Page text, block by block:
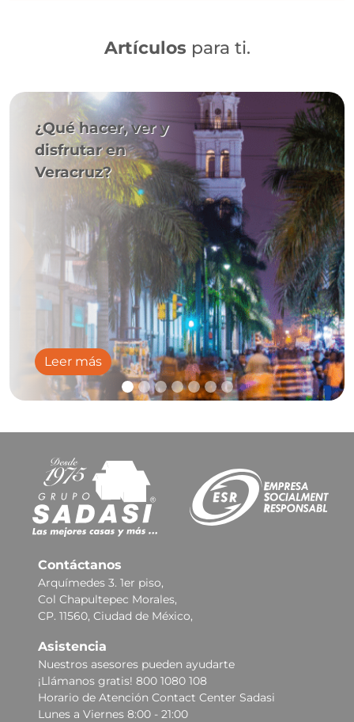
Artículos para ti.
¿Qué hacer, ver y
disfrutar en
Veracruz?
Leer más
Contáctanos
Arquímedes 3. 1er piso,
Col Chapultepec Morales,
CP. 11560, Ciudad de México,
Asistencia
Nuestros asesores pueden ayudarte
¡Llámanos gratis! 800 1080 108
Horario de Atención Contact Center Sadasi
Lunes a Viernes 8:00 - 21:00